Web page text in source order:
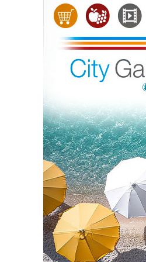
Matej Trojanović, Matej Gagro,
Radišić, Antun Radonić, Toma
Borna Miljas, Teo Škegro,
Vlaho Vojnić, Nikola Pavlović,
Saulan, Luka Matković i Luka
Posebne zahvalnice uručili
pomogli i podržali ovaj projekt:
Vojniću, Mariju Mostini i NK
Voditelj kampa Stjepan Pepi
nakon posljednjeg treninga.
što je stao iza ovog projekta i
kamp u svojim rodnim
prvog dana nakon otvaranja
raspoloživih mjesta. Izrazio je
roditelji i djeca prepoznali ovaj
za unaprjeđenje nogometnih,